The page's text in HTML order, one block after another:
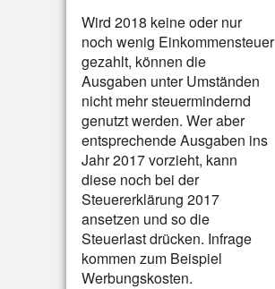
Wird 2018 keine oder nur
noch wenig Einkommensteuer
gezahlt, können die
Ausgaben unter Umständen
nicht mehr steuermindernd
genutzt werden. Wer aber
entsprechende Ausgaben ins
Jahr 2017 vorzieht, kann
diese noch bei der
Steuererklärung 2017
ansetzen und so die
Steuerlast drücken. Infrage
kommen zum Beispiel
Werbungskosten.